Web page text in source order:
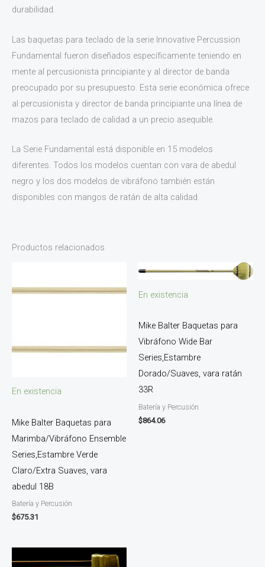
durabilidad.
Las baquetas para teclado de la serie Innovative Percussion
Fundamental fueron diseñados específicamente teniendo en
mente al percusionista principiante y al director de banda
preocupado por su presupuesto. Esta serie económica ofrece
al percusionista y director de banda principiante una línea de
mazos para teclado de calidad a un precio asequible.
La Serie Fundamental está disponible en 15 modelos
diferentes. Todos los modelos cuentan con vara de abedul
negro y los dos modelos de vibráfono también están
disponibles con mangos de ratán de alta calidad.
Productos relacionados
En existencia
Mike Balter Baquetas para
Marimba/Vibráfono Ensemble
Series,Estambre Verde
Claro/Extra Suaves, vara
abedul 18B
Batería y Percusión
$675.31
En existencia
Mike Balter Baquetas para
Vibráfono Wide Bar
Series,Estambre
Dorado/Suaves, vara ratán
33R
Batería y Percusión
$864.06